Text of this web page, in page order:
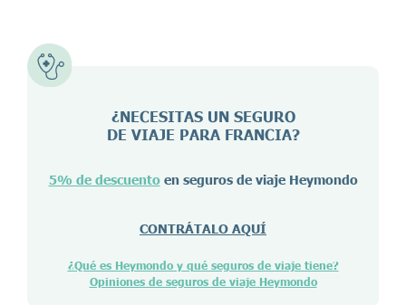
¿NECESITAS UN SEGURO
DE VIAJE PARA FRANCIA?
5% de descuentoen seguros de viaje Heymondo
CONTRÁTALO AQUÍ
¿Qué es Heymondo y qué seguros de viaje tiene?
Opiniones de seguros de viaje Heymondo